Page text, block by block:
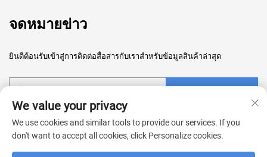
จดหมายข่าว
ยินดีต้อนรับเข้าสู่การติดต่อสื่อสารกับเราสำหรับข้อมูลสินค้าล่าสุด
We value your privacy
We use cookies and similar tools to provide our services. If you
don't want to accept all cookies, click Personalize cookies.